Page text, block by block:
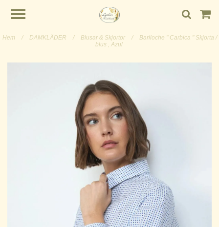
Hem / DAMKLÄDER / Blusar & Skjortor /
Bariloche " Carbica " Skjorta /
blus , Azul